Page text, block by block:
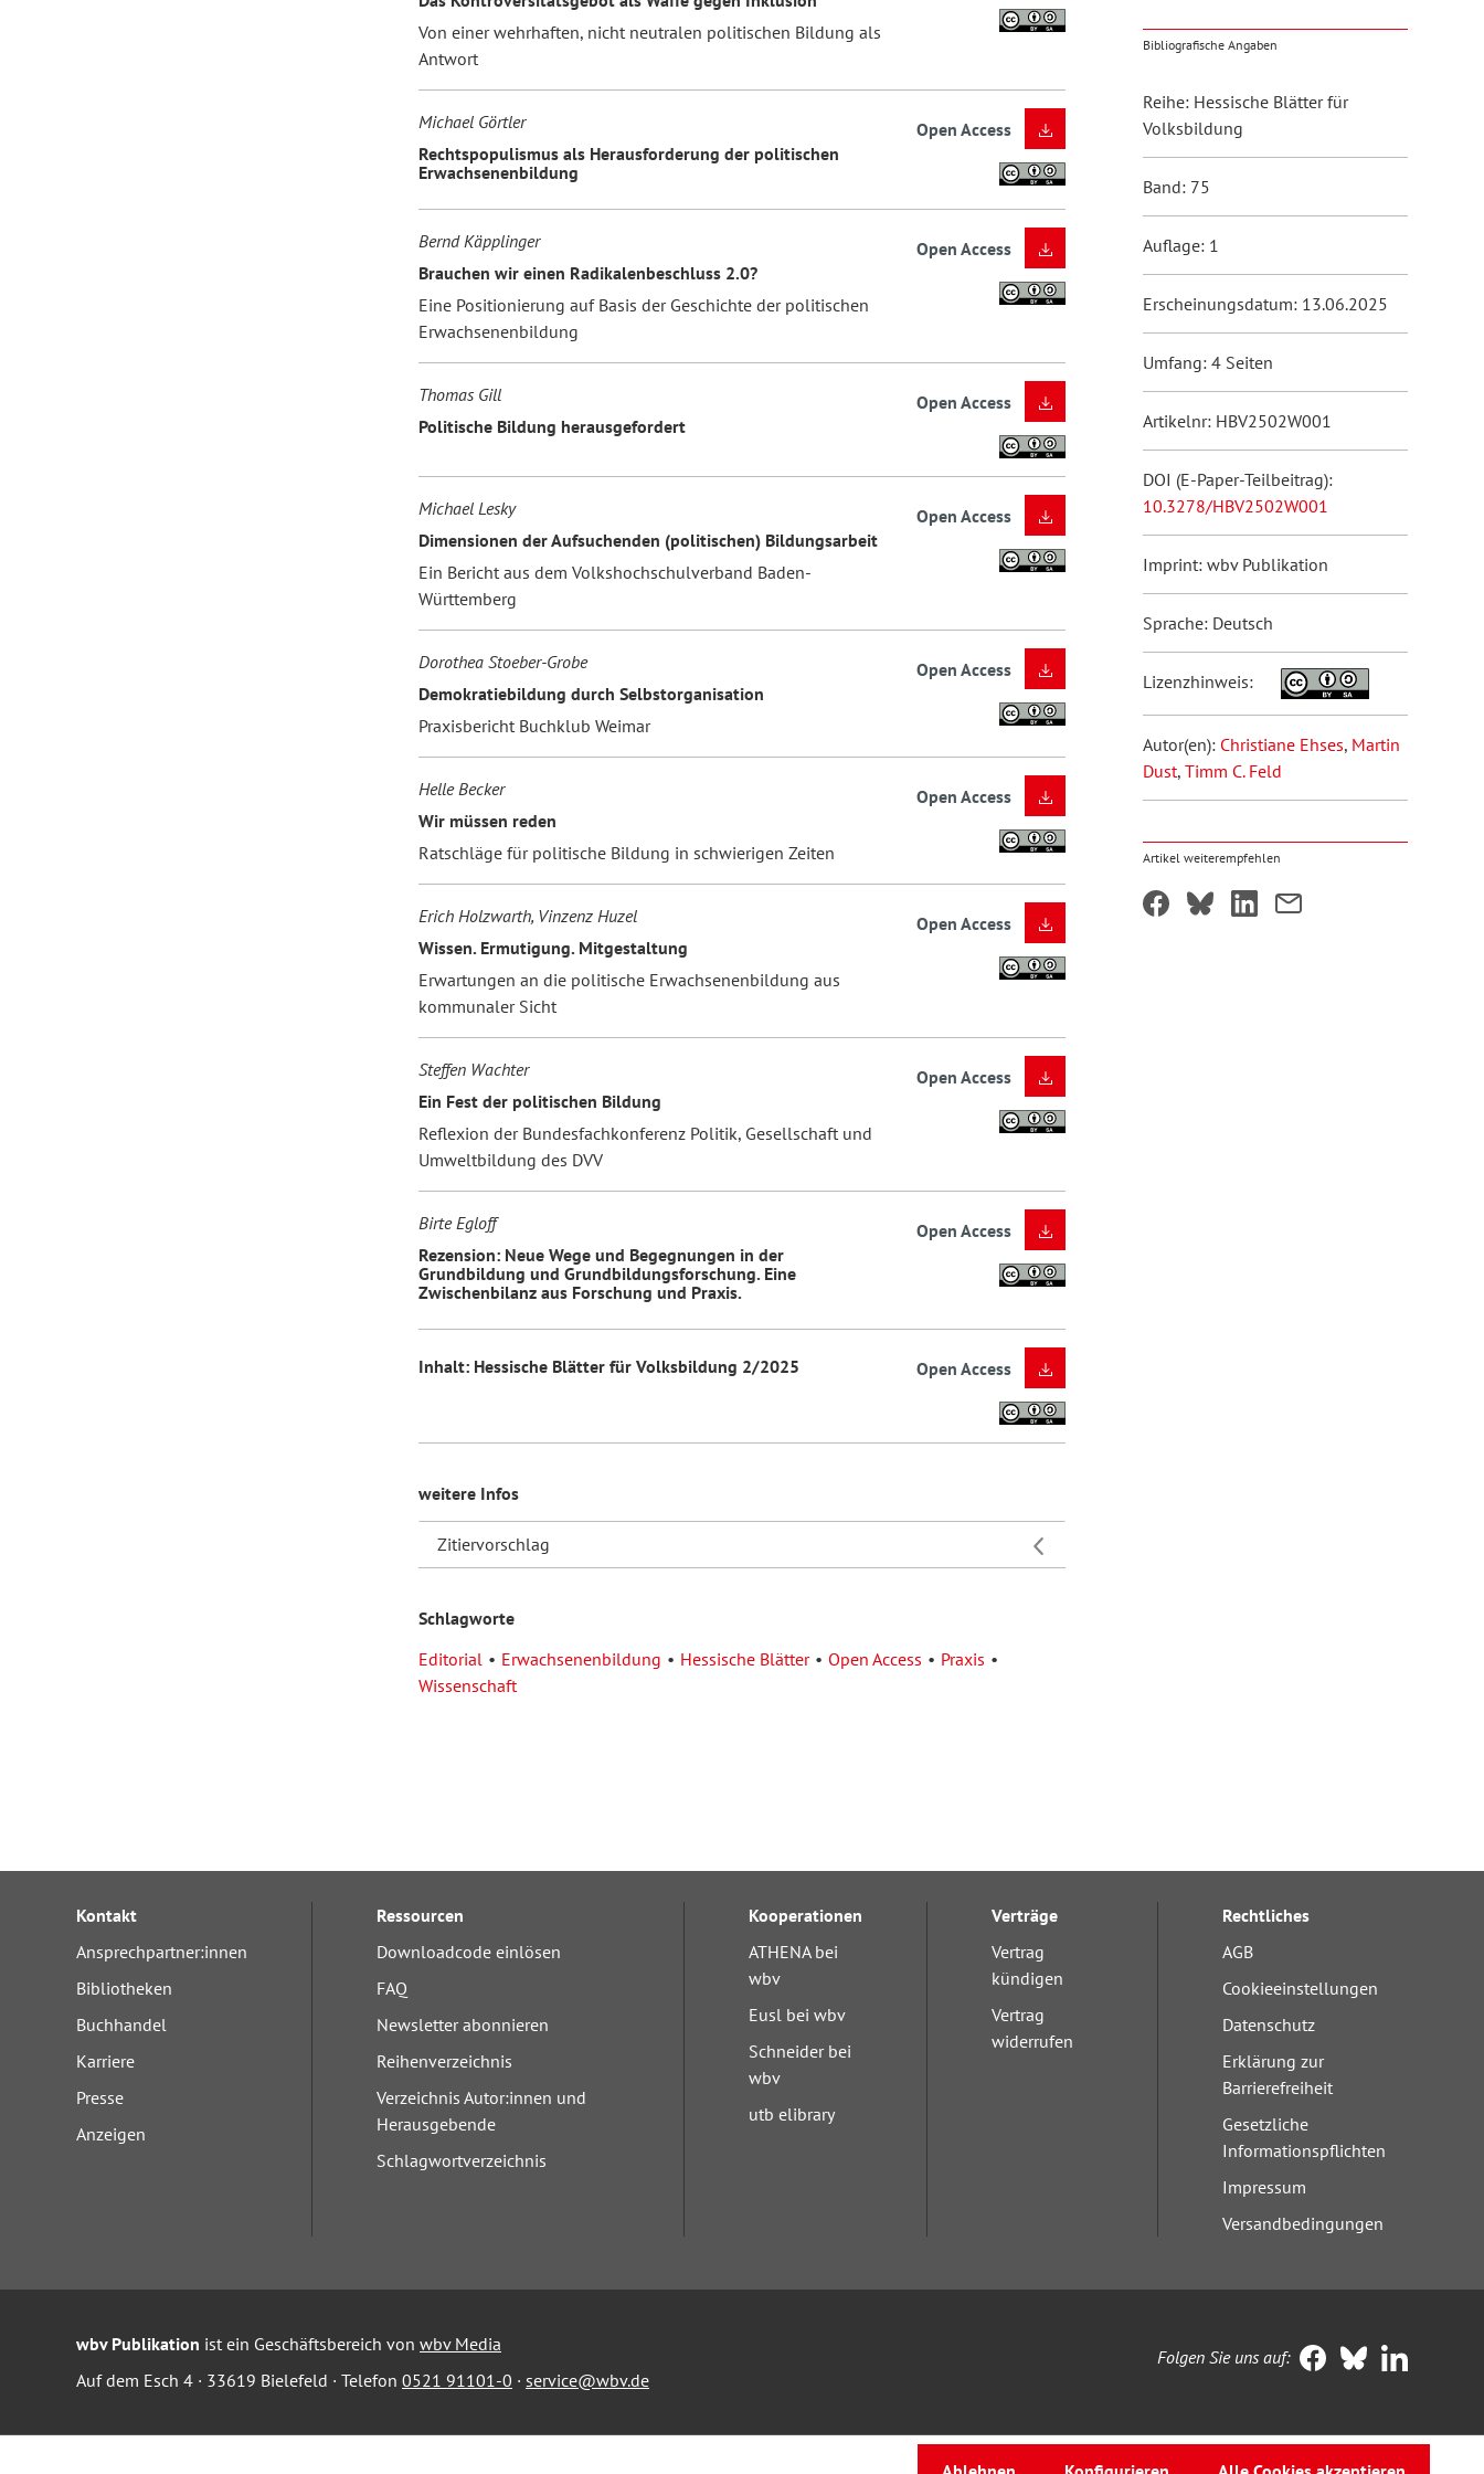
Von einer wehrhaften, nicht neutralen politischen Bildung als
Antwort
Michael Görtler
Rechtspopulismus als Herausforderung der politischen
Erwachsenenbildung
Open Access
Bernd Käpplinger
Brauchen wir einen Radikalenbeschluss 2.0?
Eine Positionierung auf Basis der Geschichte der politischen
Erwachsenenbildung
Open Access
Thomas Gill
Politische Bildung herausgefordert
Open Access
Michael Lesky
Dimensionen der Aufsuchenden (politischen) Bildungsarbeit
Ein Bericht aus dem Volkshochschulverband Baden-
Württemberg
Open Access
Dorothea Stoeber-Grobe
Demokratiebildung durch Selbstorganisation
Praxisbericht Buchklub Weimar
Open Access
Helle Becker
Wir müssen reden
Ratschläge für politische Bildung in schwierigen Zeiten
Open Access
Erich Holzwarth, Vinzenz Huzel
Wissen. Ermutigung. Mitgestaltung
Erwartungen an die politische Erwachsenenbildung aus
kommunaler Sicht
Open Access
Steffen Wachter
Ein Fest der politischen Bildung
Reflexion der Bundesfachkonferenz Politik, Gesellschaft und
Umweltbildung des DVV
Open Access
Birte Egloff
Rezension: Neue Wege und Begegnungen in der
Grundbildung und Grundbildungsforschung. Eine
Zwischenbilanz aus Forschung und Praxis.
Open Access
Inhalt: Hessische Blätter für Volksbildung 2/2025 Open Access
weitere Infos
Zitiervorschlag
Schlagworte
Editorial
Erwachsenenbildung Hessische Blätter Open Access
Praxis
Wissenschaft
Bibliografische Angaben
Reihe: Hessische Blätter für
Volksbildung
Band: 75
Auflage: 1
Erscheinungsdatum: 13.06.2025
Umfang: 4 Seiten
Artikelnr: HBV2502W001
DOI (E-Paper-Teilbeitrag):
10.3278/HBV2502W001
Imprint: wbv Publikation
Sprache: Deutsch
Lizenzhinweis:
Autor(en): Christiane Ehses, Martin
Dust, Timm C. Feld
Artikel weiterempfehlen
Kontakt
Ansprechpartner:innen
Bibliotheken
Buchhandel
Karriere
Presse
Anzeigen
Ressourcen
Downloadcode einlösen
FAQ
Newsletter abonnieren
Reihenverzeichnis
Verzeichnis Autor:innen und
Herausgebende
Schlagwortverzeichnis
Kooperationen
ATHENA bei
wbv
Eusl bei wbv
Schneider bei
wbv
utb elibrary
Verträge
Vertrag
kündigen
Vertrag
widerrufen
Rechtliches
AGB
Cookieeinstellungen
Datenschutz
Erklärung zur
Barrierefreiheit
Gesetzliche
Informationspflichten
Impressum
Versandbedingungen
wbv Publikation ist ein Geschäftsbereich von wbv Media
Auf dem Esch 4 · 33619 Bielefeld · Telefon 0521 91101-0 · service@wbv.de
Folgen Sie uns auf: